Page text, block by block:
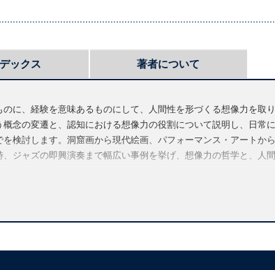
ックス 著者について
に、経験を意味あるものにして、人間性を形づくる想像力を取
念の変遷と、認知における想像力の役割について説明し、日常
検討します。洞窟画から現代絵画、パフォーマンス・アートか
ジャズの即興演奏まで幅広い事例を挙げ、想像力の哲学と、人
Greek philosophy to contemporary cognitive theory
the human sciences